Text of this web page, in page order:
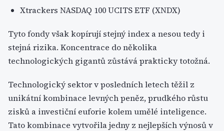
Xtrackers NASDAQ 100 UCITS ETF (XNDX)
Tyto fondy však kopírují stejný index a nesou tedy i
stejná rizika. Koncentrace do několika
technologických gigantů zůstává prakticky totožná.
Technologický sektor v posledních letech těžil z
unikátní kombinace levných peněz, prudkého růstu
zisků a investiční euforie kolem umělé inteligence.
Tato kombinace vytvořila jedny z nejlepších výnosů v